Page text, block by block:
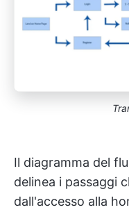
Il diagramma del
delinea i passaggi
dall'accesso alla